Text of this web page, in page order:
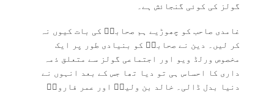
گولز کی کوئی گنجائش ہے۔
غامدی صاحب کو چھوڑیے ہم صحابہؓ کی بات کیوں نہ
کر لیں۔ دین نے صحابہؓ کو بنیادی طور پر ایک
مخصوص ورلڈ ویو اور اجتماعی گولز سے متعلق ذمہ
داری کا احساس ہی تو دیا تھا جس کے بعد انہوں نے
دنیا بدل ڈالی۔ خالد بن ولیدؓ اور عمر فاروقؓ